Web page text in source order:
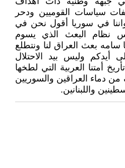
سياسات القوميين ودحر
في سوريا أقول نحن في
نظام البعث الذي يسوم
بعث العراق لنا ونتطلع
أيدكم وليس بيد الاحتلال
أمتنا العربية التي لطخها
من دماء العراقين والسوريين
واللبنانين.